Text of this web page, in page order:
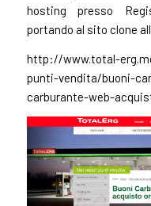
hosting presso
portando al sito clone
http://www.total-
punti-vendita/buoni-
carburante-web-